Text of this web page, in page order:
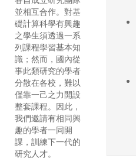
並相互合作。對基
礎計算科學有興趣
之學生須透過一系
列課程學習基本知
識；然而，國內從
事此類研究的學者
分散在各校，難以
僅靠一己之力開設
整套課程。因此，
我們邀請有相同興
趣的學者一同開
課，訓練下一代的
研究人才。